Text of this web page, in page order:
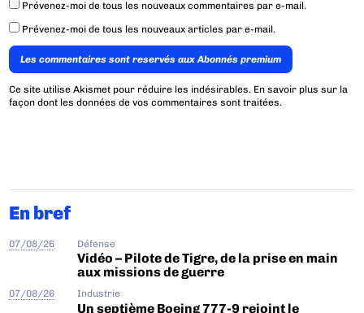
Prévenez-moi de tous les nouveaux commentaires par e-mail.
Prévenez-moi de tous les nouveaux articles par e-mail.
Les commentaires sont reservés aux Abonnés premium
Ce site utilise Akismet pour réduire les indésirables. En savoir plus sur la
façon dont les données de vos commentaires sont traitées.
En bref
07/08/26 Défense
Vidéo – Pilote de Tigre, de la prise en main
aux missions de guerre
07/08/26 Industrie
Un septième Boeing 777-9 rejoint le